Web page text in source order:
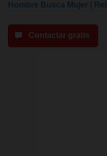
Hombre Busca Mujer
Contactar gratis